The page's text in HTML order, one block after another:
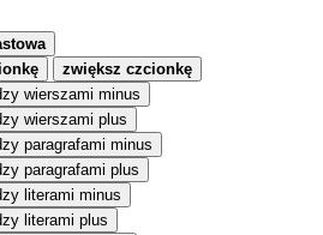
zwiększ czcionkę
wierszami minus
wierszami plus
paragrafami minus
paragrafami plus
literami minus
literami plus